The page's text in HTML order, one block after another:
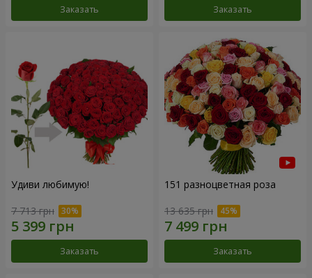
Заказать Заказать
Удиви любимую!
7 713 грн
Заказать
151 разноцветная роза
13 635 грн
Заказать